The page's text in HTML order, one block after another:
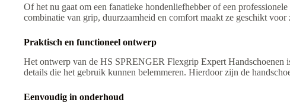
Of het nu gaat om een fanatieke hondenliefhebber of een
combinatie van grip, duurzaamheid en comfort maakt ze geschikt
Praktisch en functioneel ontwerp
Het ontwerp van de HS SPRENGER Flexgrip Expert Handschoenen
details die het gebruik kunnen belemmeren. Hierdoor zijn de
Eenvoudig in onderhoud